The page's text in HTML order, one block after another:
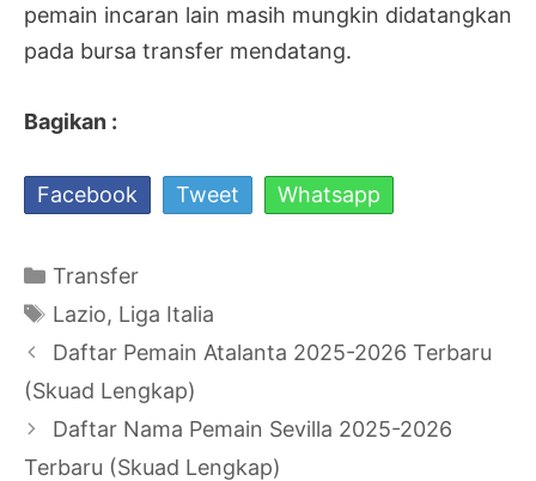
pemain incaran lain masih mungkin didatangkan
pada bursa transfer mendatang.
Bagikan :
Facebook Tweet Whatsapp
Kategori
Transfer
Tag
Lazio, Liga Italia
Navigasi
Tulisan
Daftar Pemain Atalanta 2025-2026 Terbaru
(Skuad Lengkap)
Daftar Nama Pemain Sevilla 2025-2026
Terbaru (Skuad Lengkap)